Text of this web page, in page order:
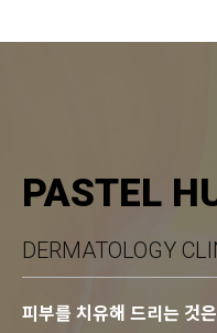
PASTEL
DERMATOLOGY
피부를 치유해 드리는 것